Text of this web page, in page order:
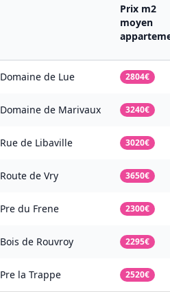
Prix m2
moyen
Domaine de Lue 2804€
Domaine de Marivaux 3240€
Rue de Libaville 3020€
Route de Vry 3650€
Pre du Frene 2300€
Bois de Rouvroy 2295€
Pre la Trappe 2520€